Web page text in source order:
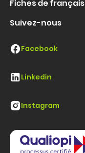
Fiches de français
Suivez-nous
Facebook
Linkedin
Instagram